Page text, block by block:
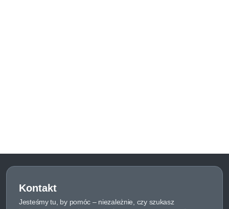
Kontakt
Jesteśmy tu, by pomóc – niezależnie, czy szukasz